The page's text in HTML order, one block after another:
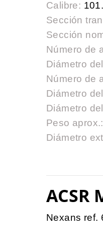
Calibre:
Sección
Sección
Número de
Diámetro
Número de
Diámetro
Diámetro
Peso aprox.:
Diámetro
ACSR
Nexans ref.